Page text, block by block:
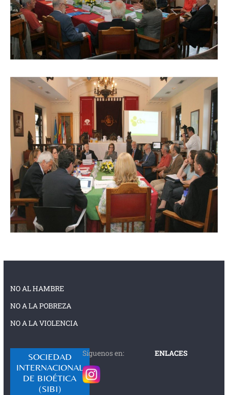
NO AL HAMBRE
NO A LA POBREZA
NO A LA VIOLENCIA
SOCIEDAD
INTERNACIONAL
DE BIOÉTICA
(SIBI)
Síguenos en: ENLACES